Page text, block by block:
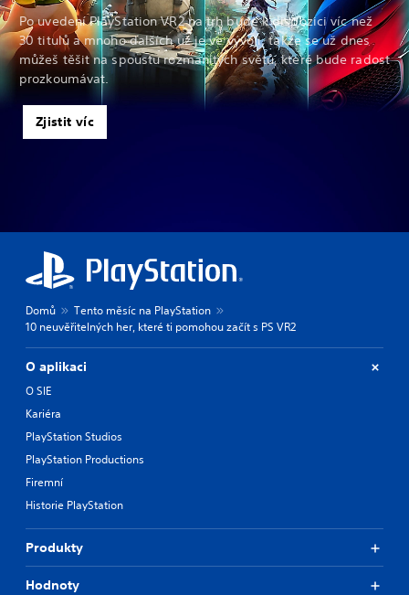
Po uvedení PlayStation VR2 na trh bude k dispozici víc než
30 titulů a mnoho dalších už je ve vývoji, takže se už dnes
můžeš těšit na spoustu rozmanitých světů, které bude radost
prozkoumávat.
Zjistit víc
Domů
Tento měsíc na PlayStation
10 neuvěřitelných her, které ti pomohou začít s PS VR2
O aplikaci
O SIE
Kariéra
PlayStation Studios
PlayStation Productions
Firemní
Historie PlayStation
Produkty
Hodnoty